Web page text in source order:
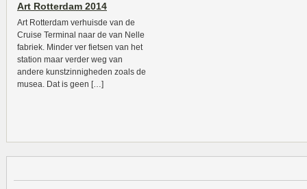
Art Rotterdam 2014
Art Rotterdam verhuisde van de
Cruise Terminal naar de van Nelle
fabriek. Minder ver fietsen van het
station maar verder weg van
andere kunstzinnigheden zoals de
musea. Dat is geen […]